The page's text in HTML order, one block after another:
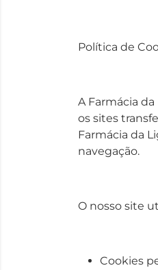
Política de
A Farmácia
os sites
Farmácia da
navegação.
O nosso site
Cookies